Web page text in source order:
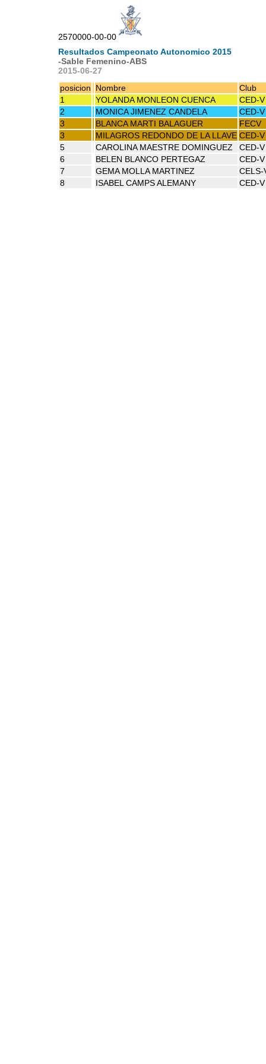
2570000-00-00
Resultados Campeonato Autonomico 2015
-Sable Femenino-ABS
2015-06-27
posicion
Nombre
Club
1
YOLANDA MONLEON CUENCA
CED-V
2
MONICA JIMENEZ CANDELA
CED-V
3
BLANCA MARTI BALAGUER
FECV
3
MILAGROS REDONDO DE LA LLAVE CED-V
5
CAROLINA MAESTRE DOMINGUEZ
CED-V
6
BELEN BLANCO PERTEGAZ
CED-V
7
GEMA MOLLA MARTINEZ
CELS-
8
ISABEL CAMPS ALEMANY CED-V